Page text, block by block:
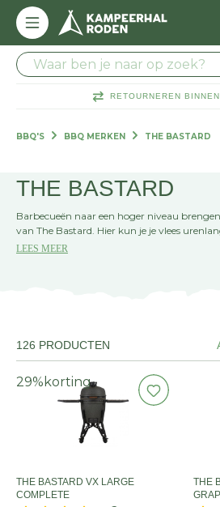
RETOURNEREN
BBQ'S BBQ MERKEN THE BASTARD
THE BASTARD
Barbecueën naar een hoger niveau
van The Bastard. Hier kun je je vlees
garen. Op deze merkenpagina van
LEES MEER
126 PRODUCTEN
29% korting
THE BASTARD VX LARGE
COMPLETE
THE